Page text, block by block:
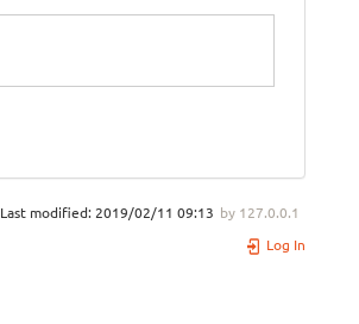
Last modified: 2019/02/11 09:13 by 127.0.0.1
Log In